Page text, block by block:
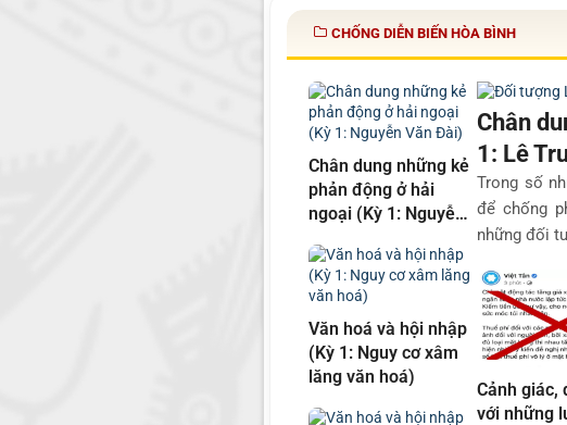
CHỐNG DIỄN BIẾN HÒA BÌNH
Chân dung những kẻ
phản động ở hải
ngoại (Kỳ 1: Nguyễn
Văn hoá và hội nhập
(Kỳ 1: Nguy cơ xâm
lăng văn hoá)
Chân
1: Lê
Trong số
để chống
những đối
Cảnh giác,
với những